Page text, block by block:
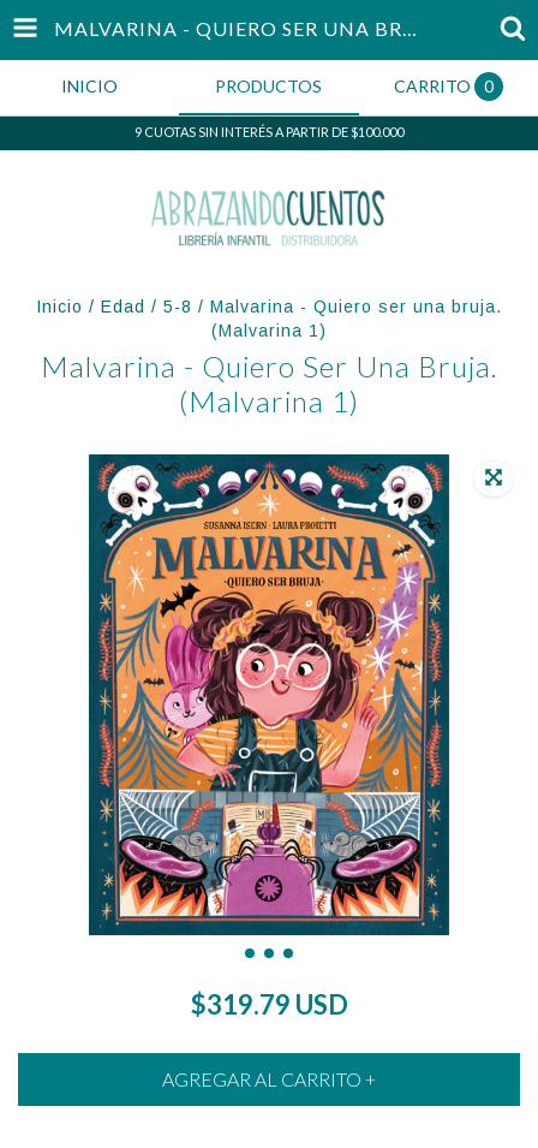
MALVARINA - QUIERO SER UNA BRUJA. (MALVARINA 1)
INICIO PRODUCTOS CARRITO 0
9 CUOTAS SIN INTERÉS A PARTIR DE $100.000
Inicio / Edad / 5-8 / Malvarina - Quiero ser una bruja.
(Malvarina 1)
Malvarina - Quiero Ser Una Bruja.
(Malvarina 1)
$319.79 USD